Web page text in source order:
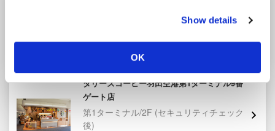
Show details
OK
(セキュリティチェック
タリーズコーヒー羽田空港第1ターミナル9番
ゲート店
第1ターミナル/2F (セキュリティチェック
後)